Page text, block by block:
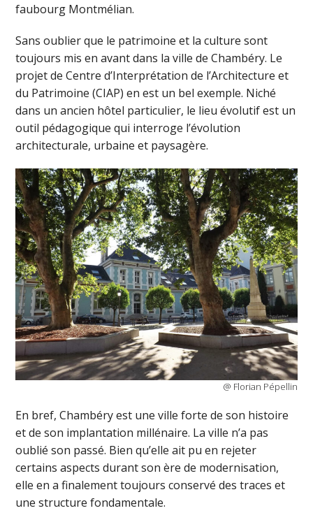
faubourg Montmélian.
Sans oublier que le patrimoine et la culture sont
toujours mis en avant dans la ville de Chambéry. Le
projet de Centre d’Interprétation de l’Architecture et
du Patrimoine (CIAP) en est un bel exemple. Niché
dans un ancien hôtel particulier, le lieu évolutif est un
outil pédagogique qui interroge l’évolution
architecturale, urbaine et paysagère.
@ Florian Pépellin
En bref, Chambéry est une ville forte de son histoire
et de son implantation millénaire. La ville n’a pas
oublié son passé. Bien qu’elle ait pu en rejeter
certains aspects durant son ère de modernisation,
elle en a finalement toujours conservé des traces et
une structure fondamentale.